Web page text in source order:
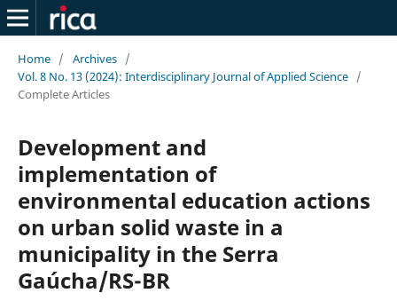
Home / Archives /
Vol. 8 No. 13 (2024): Interdisciplinary Journal of Applied Science /
Complete Articles
Development and
implementation of
environmental education actions
on urban solid waste in a
municipality in the Serra
Gaúcha/RS-BR